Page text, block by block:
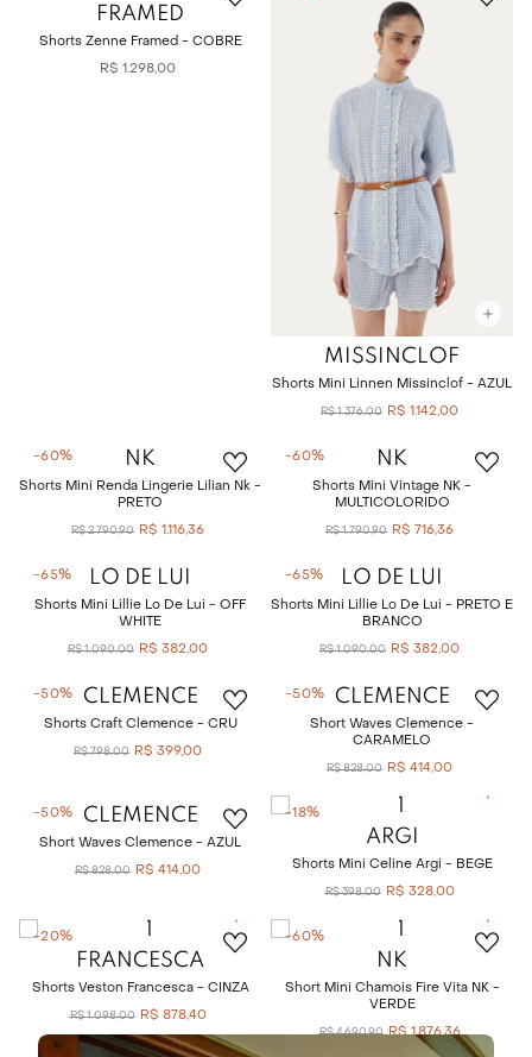
FRAMED
Shorts Zenne Framed - COBRE
R$ 1.298,00
MISSINCLOF
Shorts Mini Linnen Missinclof - AZUL
R$ 1.376,00 R$ 1.142,00
-60% NK
Shorts Mini Renda Lingerie Lilian Nk -
PRETO
R$ 2.790,90 R$ 1.116,36
-60% NK
Shorts Mini Vintage NK -
MULTICOLORIDO
R$ 1.790,90 R$ 716,36
-65% LO DE LUI
Shorts Mini Lillie Lo De Lui - OFF
WHITE
R$ 1.090,00 R$ 382,00
-65% LO DE LUI
Shorts Mini Lillie Lo De Lui - PRETO E
BRANCO
R$ 1.090,00 R$ 382,00
-50% CLEMENCE
Shorts Craft Clemence - CRU
R$ 798,00 R$ 399,00
-50% CLEMENCE
Short Waves Clemence -
CARAMELO
R$ 828,00 R$ 414,00
-50% CLEMENCE
Short Waves Clemence - AZUL
R$ 828,00 R$ 414,00
-18%
ARGI
Shorts Mini Celine Argi - BEGE
R$ 398,00 R$ 328,00
-20%
FRANCESCA
Shorts Veston Francesca - CINZA
R$ 1.098,00 R$ 878,40
-60%
NK
Short Mini Chamois Fire Vita NK -
VERDE
R$ 4.690,90 R$ 1.876,36